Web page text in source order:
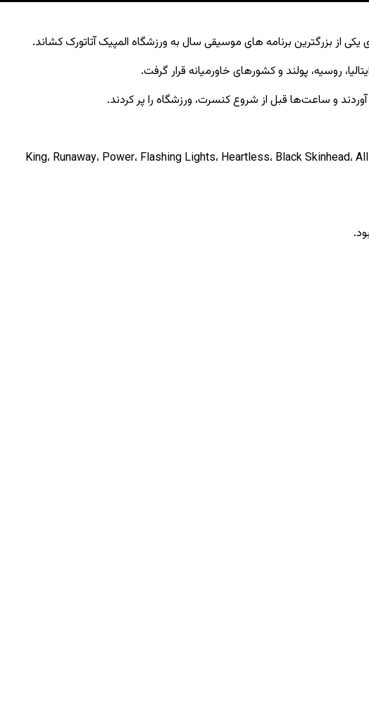
این هنرمند با اجرا روی یک صحنه کروی غول‌پیکر، بعضی از محبوب‌ترین آهنگ‌های دوران طولانی فعالیت هنری خود را خواند؛ از جمله King، Runaway، Power، Flashing Lights، Heartless، Black Skinhead، All